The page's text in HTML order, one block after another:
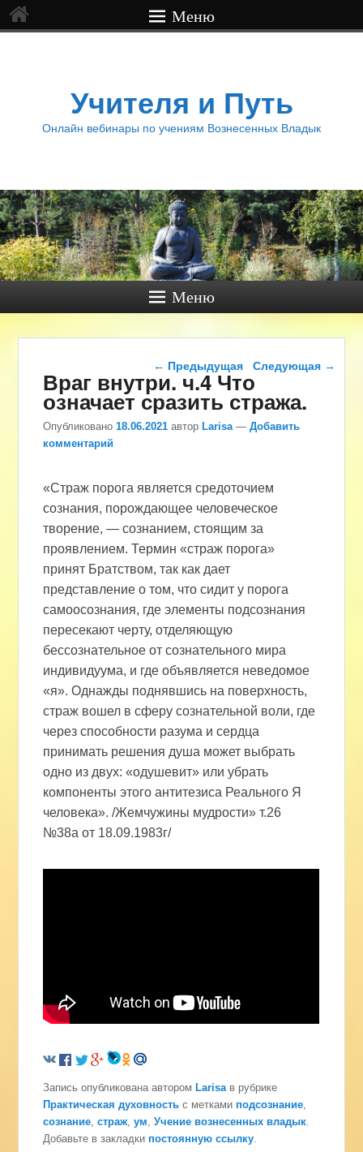
Меню
Учителя и Путь
Онлайн вебинары по учениям Вознесенных Владык
Меню
Навигация по записям
← Предыдущая Следующая →
Враг внутри. ч.4 Что
означает сразить стража.
Опубликовано18.06.2021 авторLarisa —Добавить
комментарий
«Страж порога является средоточием
сознания, порождающее человеческое
творение, — сознанием, стоящим за
проявлением. Термин «страж порога»
принят Братством, так как дает
представление о том, что сидит у порога
самоосознания, где элементы подсознания
пересекают черту, отделяющую
бессознательное от сознательного мира
индивидуума, и где объявляется неведомое
«я». Однажды поднявшись на поверхность,
страж вошел в сферу сознательной воли, где
через способности разума и сердца
принимать решения душа может выбрать
одно из двух: «одушевит» или убрать
компоненты этого антитезиса Реального Я
человека». /Жемчужины мудрости» т.26
№38а от 18.09.1983г/
Запись опубликована автором Larisa в рубрике
Практическая духовность с метками подсознание
сознание ,страж ,ум ,Учение вознесенных владык
Добавьте в закладки постоянную ссылку